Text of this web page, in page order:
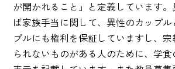
が開かれること」と定義しています
ば家族手当に関して、異性のカップル
プルにも権利を保証していますし、
られないものがある人のために、学